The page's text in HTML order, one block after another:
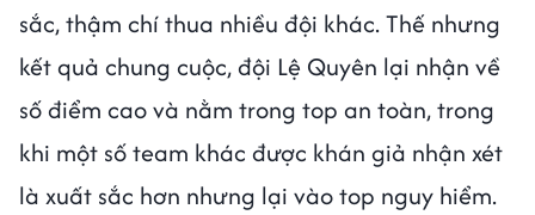
sắc, thậm chí thua nhiều đội khác. Thế nhưng
kết quả chung cuộc, đội Lệ Quyên lại nhận về
số điểm cao và nằm trong top an toàn, trong
khi một số team khác được khán giả nhận xét
là xuất sắc hơn nhưng lại vào top nguy hiểm.